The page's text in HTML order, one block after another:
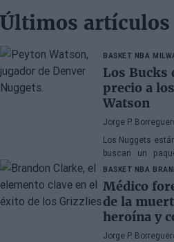
Últimos artículos
BASKET NBA
Los Bucks
precio a
Watson
Jorge P.
Los Nuggets
buscan un
primera ronda,
de ambos
BASKET NBA
Médico
de la
heroína y
Jorge P.